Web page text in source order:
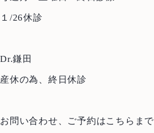
医師紹介 Staff
１/26休診
Dr.鎌田
産休の為、終日休診
お問い合わせ、ご予約はこちらまで